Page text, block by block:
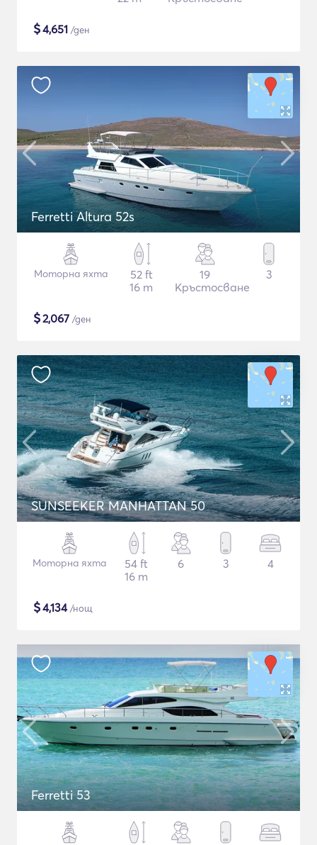
$4,651 /ден
Ferretti Altura 52s
Моторна яхта
52 ft
16 m
19
Кръстосване
3
$2,067 /ден
SUNSEEKER MANHATTAN 50
Моторна яхта
54 ft
16 m
6 3 4
$4,134/нощ
Ferretti 53